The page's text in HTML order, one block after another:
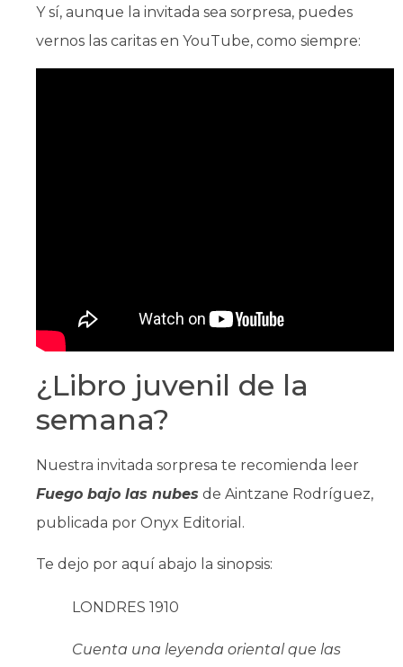
Y sí, aunque la invitada sea sorpresa, puedes
vernos las caritas en YouTube, como siempre:
¿Libro juvenil de la
semana?
Nuestra invitada sorpresa te recomienda leer
Fuego bajo las nubes de Aintzane Rodríguez,
publicada por Onyx Editorial.
Te dejo por aquí abajo la sinopsis:
LONDRES 1910
Cuenta una leyenda oriental que las